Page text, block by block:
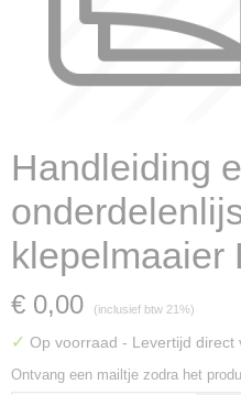
Handleiding
klepelmaaier
€ 0,00 (inclusief btw 21%)
✓ Op voorraad - Levertijd direct
Ontvang een mailtje zodra het